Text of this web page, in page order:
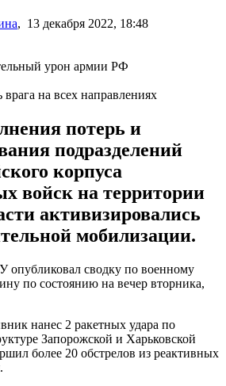
, 13 декабря 2022, 18:48
на всех направлениях
потерь и
подразделений
корпуса
войск на территории
активизировались
мобилизации.
опубликовал сводку по военному
по состоянию на вечер вторника,
нанес 2 ракетных удара по
Запорожской и Харьковской
более 20 обстрелов из реактивных